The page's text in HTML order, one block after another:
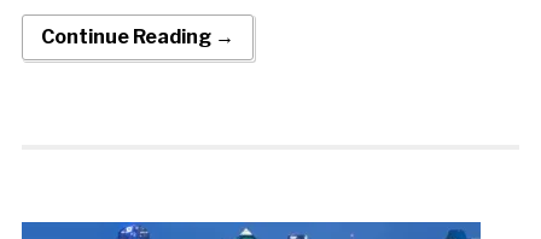
Continue Reading →